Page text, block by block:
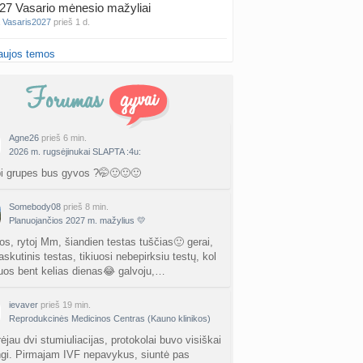
Vasario mėnesio mažyliai
Vasaris2027 prieš 1 d.
Šiauliuose (2)
valymas
Šklėrius
gerdinas prieš 2 d.
mėnesio dvyniai
AgnieskaAdele prieš 2 d.
Jonas
linikea223 prieš 2 d.
mokyklos
babarikė prieš 2 d.
rečiausi berniukų vardai :)
temos
Agne26 prieš 6 min.
2026 m. rugsėjinukai SLAPTA :4u:
grupes bus gyvos ?🤭🙂🙂🙂
Somebody08 prieš 8 min.
Planuojančios 2027 m. mažylius 💛
rytoj Mm, šiandien testas tuščias🙂 gerai,
testas, tikiuosi nebepirksiu testų, kol
bent kelias dienas😂 galvoju,…
ievaver prieš 19 min.
Reprodukcinės Medicinos Centras (Kauno klinikos)
dvi stumiuliacijas, protokolai buvo visiškai
Pirmajam IVF nepavykus, siuntė pas